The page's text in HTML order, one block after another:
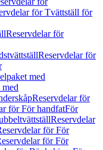
för Tvättställ för
Reservdelar för
Reservdelar för
med
Reservdelar för
för För handfatFör
Reservdelar
för För
för För